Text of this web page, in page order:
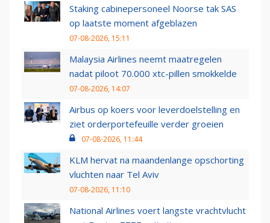
Staking cabinepersoneel Noorse tak SAS
op laatste moment afgeblazen
07-08-2026, 15:11
Malaysia Airlines neemt maatregelen
nadat piloot 70.000 xtc-pillen smokkelde
07-08-2026, 14:07
Airbus op koers voor leverdoelstelling en
ziet orderportefeuille verder groeien
07-08-2026, 11:44
KLM hervat na maandenlange opschorting
vluchten naar Tel Aviv
07-08-2026, 11:10
National Airlines voert langste vrachtvlucht